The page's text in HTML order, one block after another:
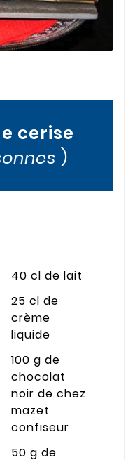
cerise
)
40 cl de lait
25 cl de
crème
liquide
100 g de
chocolat
noir de chez
mazet
confiseur
50 g de